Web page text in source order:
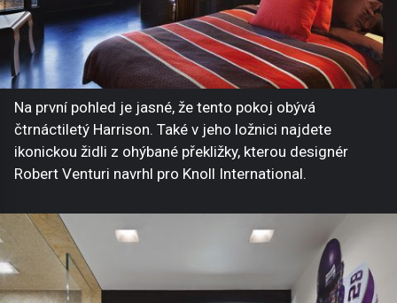
Na první pohled je jasné, že tento pokoj obývá
čtrnáctiletý Harrison. Také v jeho ložnici najdete
ikonickou židli z ohýbané překližky, kterou designér
Robert Venturi navrhl pro Knoll International.